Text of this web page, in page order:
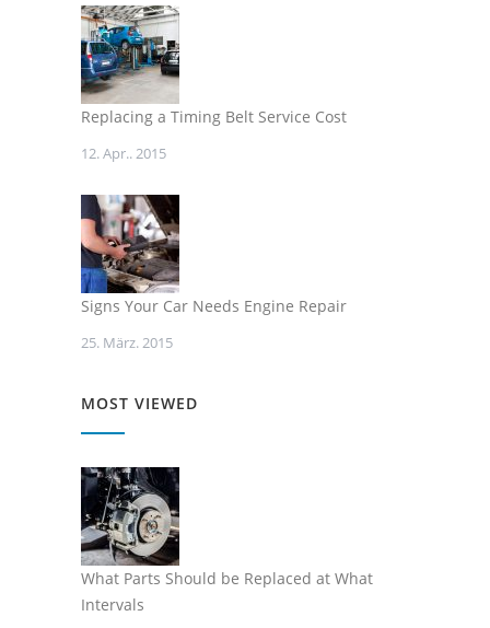
Replacing a Timing Belt Service Cost
12. Apr.. 2015
Signs Your Car Needs Engine Repair
25. März. 2015
MOST VIEWED
What Parts Should be Replaced at What
Intervals